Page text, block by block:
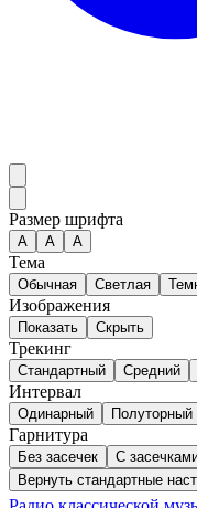
Размер шрифта
А A A
Тема
Обычная Светлая
Изображения
Показать Скрыть
Трекинг
Стандартный Средний
Интервал
Одинарный Полуторный
Гарнитура
Без засечек
С
Вернуть стандартные